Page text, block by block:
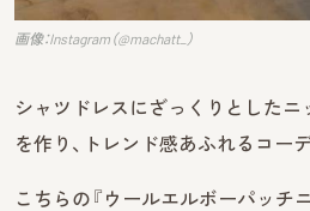
画像：Instagram（@machatt_）
シャツドレスにざっくりとしたニ
を作り、トレンド感あふれるコー
こちらの『ウールエルボーパッチニ